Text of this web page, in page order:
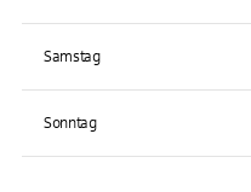
Samstag
Sonntag